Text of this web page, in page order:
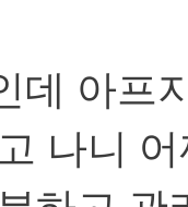
데 아프
나니